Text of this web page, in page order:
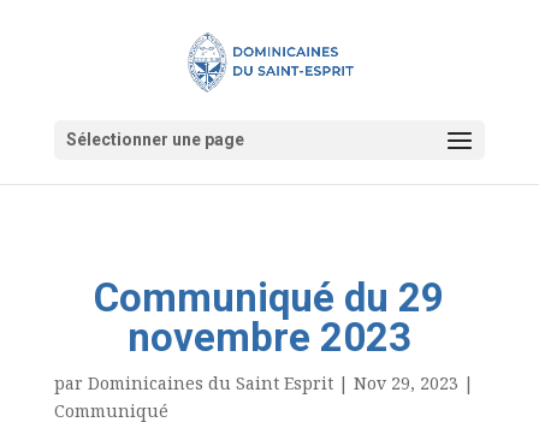
Sélectionner une page
Communiqué du 29
novembre 2023
par Dominicaines du Saint Esprit| Nov 29, 2023 |
Communiqué